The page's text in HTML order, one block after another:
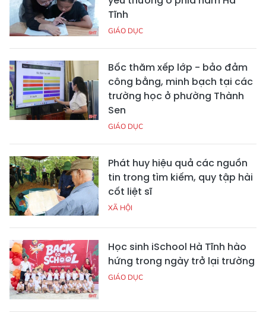
Tĩnh
GIÁO DỤC
Bốc thăm xếp lớp - bảo đảm
công bằng, minh bạch tại các
trường học ở phường Thành
Sen
GIÁO DỤC
Phát huy hiệu quả các nguồn
tin trong tìm kiếm, quy tập hài
cốt liệt sĩ
XÃ HỘI
Học sinh iSchool Hà Tĩnh hào
hứng trong ngày trở lại trường
GIÁO DỤC